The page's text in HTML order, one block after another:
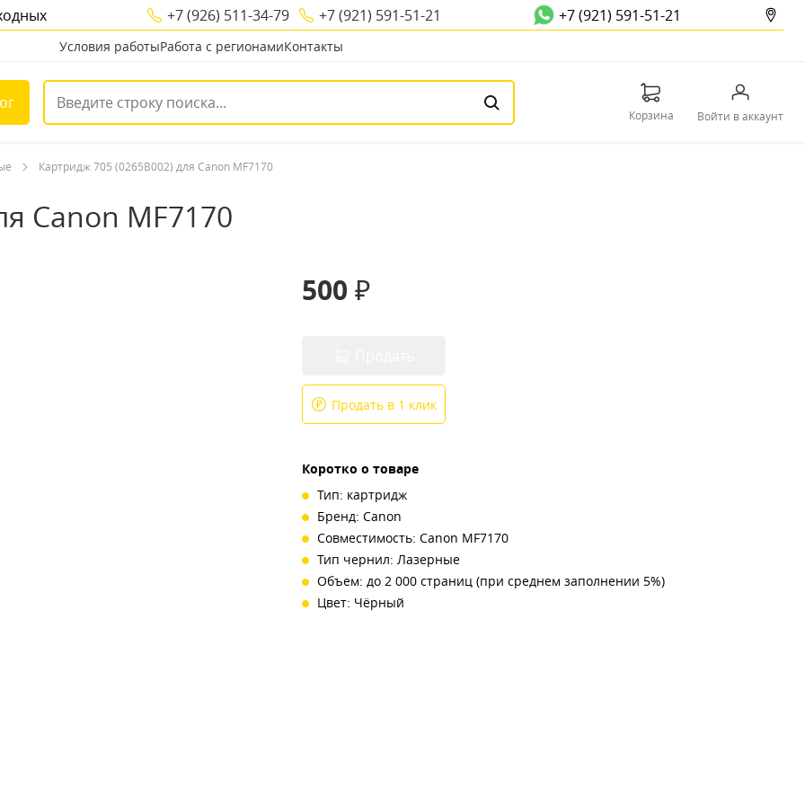
+7 (926) 511-34-79 +7 (921) 591-51-21 +7 (921) 591-51-21
Условия работыРабота с регионамиКонтакты
Корзина Войти в аккаунт
Картридж 705 (0265B002) для Canon MF7170
Canon MF7170
500 ₽
Продать в 1 клик
Коротко о товаре
Тип: картридж
Бренд: Canon
Совместимость: Canon MF7170
Тип чернил: Лазерные
Объем: до 2 000 страниц (при среднем заполнении 5%)
Цвет: Чёрный